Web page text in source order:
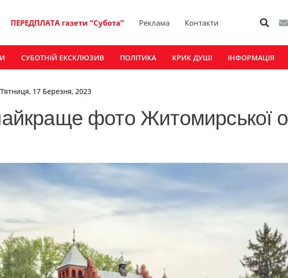
ПЕРЕДПЛАТА газети “Субота” Реклама Контакти
СУБОТНІЙ ЕКСКЛЮЗИВ ПОЛІТИКА КРИК ДУШІ ІНФОРМАЦІЯ
17 Березня, 2023
фото Житомирської